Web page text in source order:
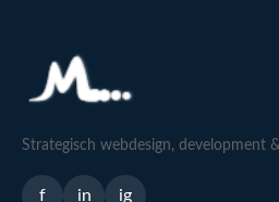
Strategisch webdesign, development
f in ig